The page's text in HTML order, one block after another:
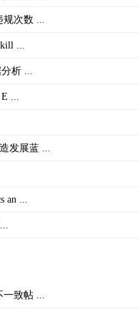
次数 ...
...
析 ...
...
发展蓝 ...
an ...
致帖 ...